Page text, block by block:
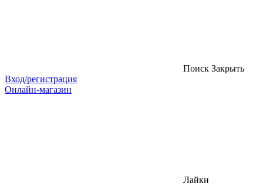
Поиск Закрыть
Вход/регистрация
Онлайн-магазин
Лайки